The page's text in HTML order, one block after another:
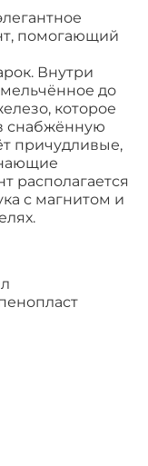
помогающий
Внутри
до
которое
снабжённую
причудливые,
располагается
с магнитом и